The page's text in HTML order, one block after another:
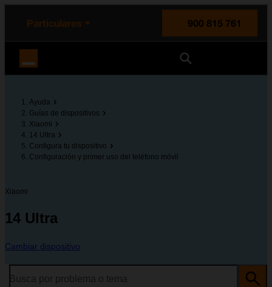
principal
la página
Particulares
900 815 761
Ayuda
Guías de dispositivos
Xiaomi
14 Ultra
Configura tu dispositivo
Configuración y primer uso del teléfono móvil
Xiaomi
14 Ultra
Cambiar dispositivo